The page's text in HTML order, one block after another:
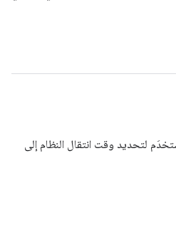
لتحديد وقت انتقال النظام إلى